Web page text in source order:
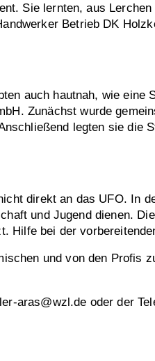
Sie lernten, aus
Betrieb DK
auch hautnah, wie
Zunächst wurde
legten sie
direkt an das UFO. In
und Jugend dienen.
Hilfe bei der
und von den Profis
aras@wzl.de oder der